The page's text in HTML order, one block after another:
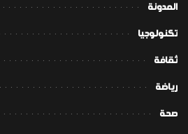
المدونة
تكنولوجيا
ثقافة
رياضة
صحة